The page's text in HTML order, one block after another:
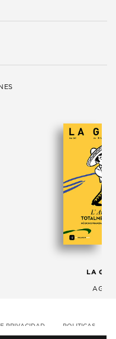
LA
PRIVACIDAD POLITICAS